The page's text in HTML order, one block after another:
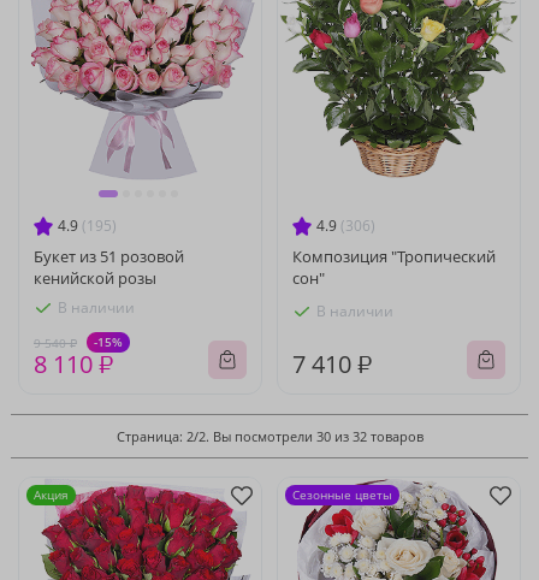
4.9 (195)
Букет из 51 розовой
кенийской розы
В наличии
9 540 ₽ -15%
8 110 ₽
4.9 (306)
Композиция "Тропический
сон"
В наличии
7 410 ₽
Страница: 2/2. Вы посмотрели 30 из 32 товаров
Акция Сезонные цветы